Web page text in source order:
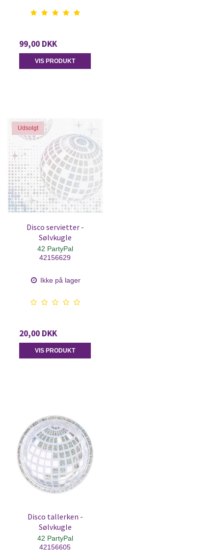
99,00 DKK
VIS PRODUKT
Udsolgt
Disco servietter -
Sølvkugle
42 PartyPal
42156629
Ikke på lager
20,00 DKK
VIS PRODUKT
Disco tallerken -
Sølvkugle
42 PartyPal
42156605